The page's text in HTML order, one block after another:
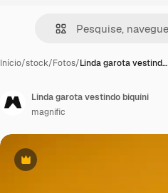
Início/stock/Fotos/Linda garota vestind…
Premium
Linda garota vestindo biquíni
magnific